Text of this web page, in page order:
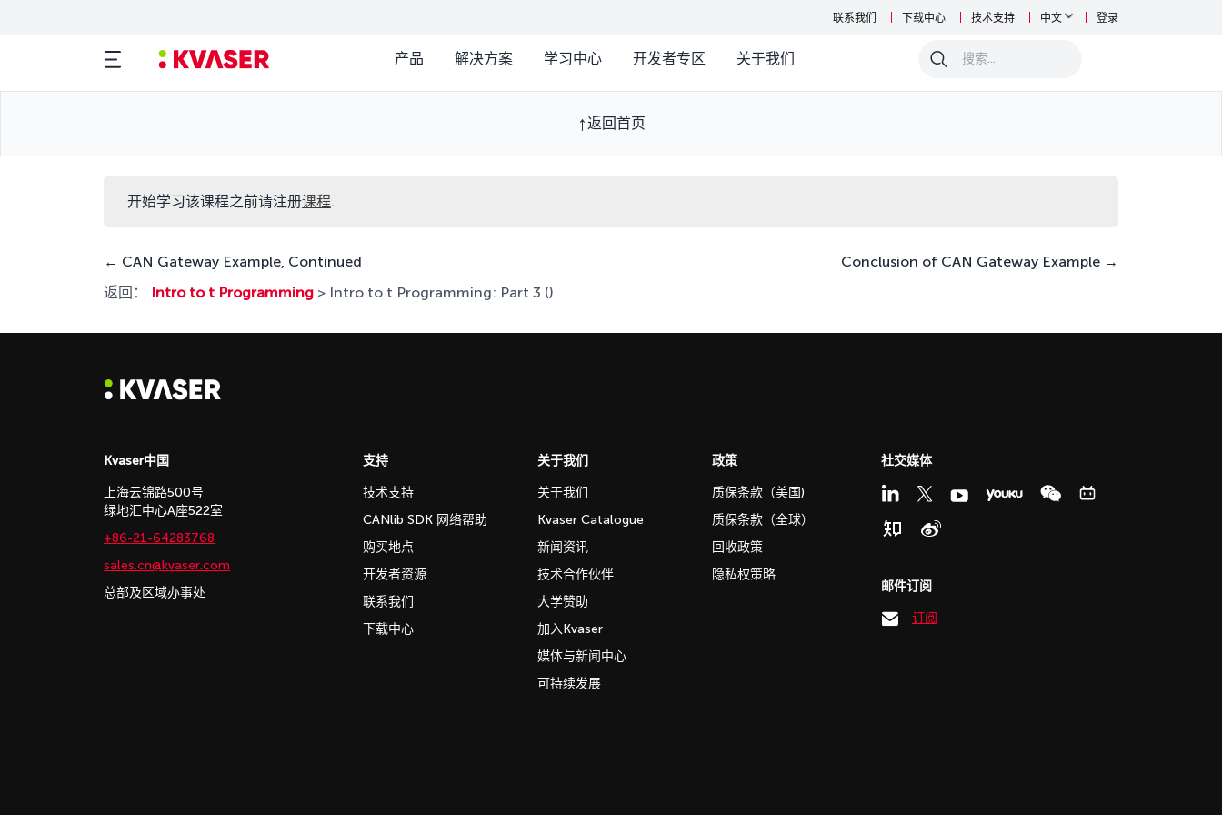
联系我们 下载中心 技术支持 中文 登录
产品 解决方案 学习中心 开发者专区 关于我们 0
返回首页
开始学习该课程之前请注册课程.
CAN Gateway Example, Continued
Conclusion of CAN Gateway Example
返回：
Intro to t Programming > Intro to t Programming: Part 3 ()
Kvaser中国
上海云锦路500号
绿地汇中心A座522室
+86-21-64283768
sales.cn@kvaser.com
总部及区域办事处
支持
技术支持
CANlib SDK 网络帮助
购买地点
开发者资源
联系我们
下载中心
关于我们
关于我们
Kvaser Catalogue
新闻资讯
技术合作伙伴
大学赞助
加入Kvaser
媒体与新闻中心
可持续发展
政策
质保条款（美国)
质保条款（全球）
回收政策
隐私权策略
社交媒体
邮件订阅
订阅